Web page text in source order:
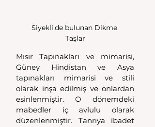
Siyekli'de bulunan Dikme
Taşlar
Mısır Tapınakları ve mimarisi,
Güney Hindistan ve Asya
tapınakları mimarisi ve stili
olarak inşa edilmiş ve onlardan
esinlenmiştir. O dönemdeki
mabedler iç avlulu olarak
düzenlenmiştir. Tanrıya ibadet